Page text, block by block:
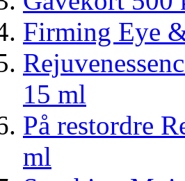
Firming Eye
15 ml
På restordre
ml